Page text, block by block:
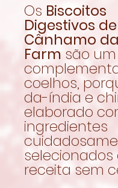
Os Biscoitos
Digestivos de
Cânhamo
Farm são
coelhos,
da-índia e
elaborado
ingredientes
selecionados
receita sem